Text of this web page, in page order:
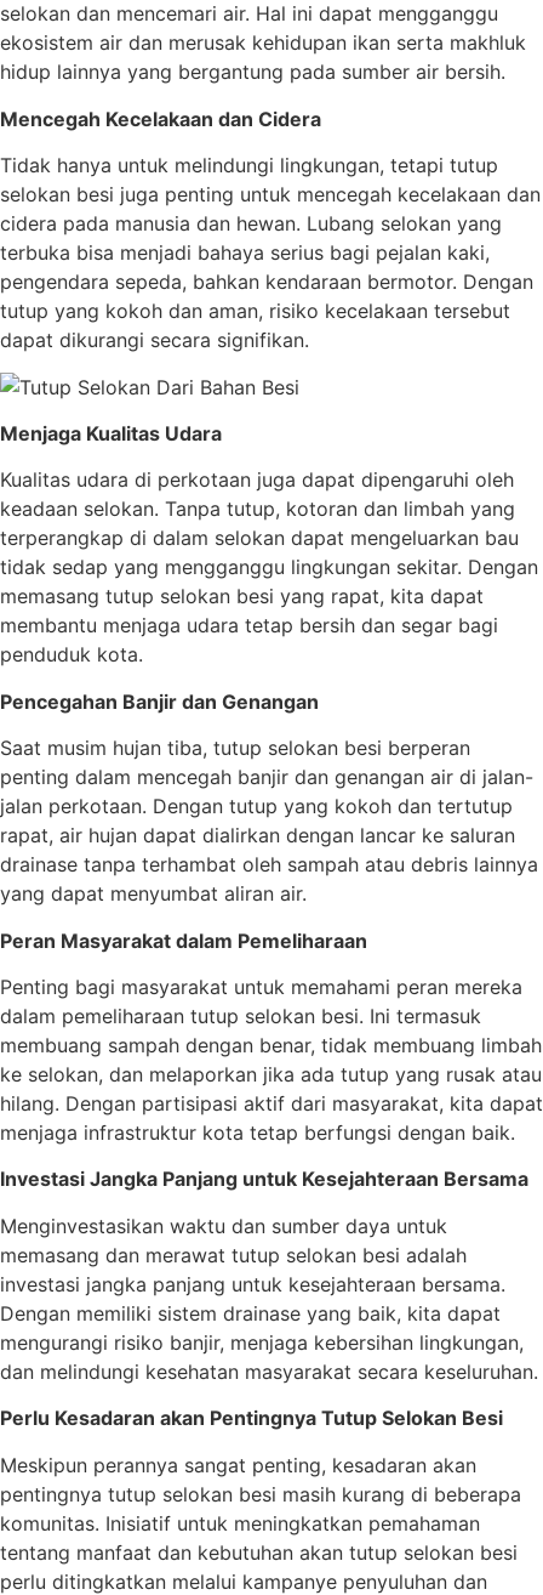
selokan dan mencemari air. Hal ini dapat mengganggu
ekosistem air dan merusak kehidupan ikan serta makhluk
hidup lainnya yang bergantung pada sumber air bersih.
Mencegah Kecelakaan dan Cidera
Tidak hanya untuk melindungi lingkungan, tetapi tutup
selokan besi juga penting untuk mencegah kecelakaan dan
cidera pada manusia dan hewan. Lubang selokan yang
terbuka bisa menjadi bahaya serius bagi pejalan kaki,
pengendara sepeda, bahkan kendaraan bermotor. Dengan
tutup yang kokoh dan aman, risiko kecelakaan tersebut
dapat dikurangi secara signifikan.
Menjaga Kualitas Udara
Kualitas udara di perkotaan juga dapat dipengaruhi oleh
keadaan selokan. Tanpa tutup, kotoran dan limbah yang
terperangkap di dalam selokan dapat mengeluarkan bau
tidak sedap yang mengganggu lingkungan sekitar. Dengan
memasang tutup selokan besi yang rapat, kita dapat
membantu menjaga udara tetap bersih dan segar bagi
penduduk kota.
Pencegahan Banjir dan Genangan
Saat musim hujan tiba, tutup selokan besi berperan
penting dalam mencegah banjir dan genangan air di jalan-
jalan perkotaan. Dengan tutup yang kokoh dan tertutup
rapat, air hujan dapat dialirkan dengan lancar ke saluran
drainase tanpa terhambat oleh sampah atau debris lainnya
yang dapat menyumbat aliran air.
Peran Masyarakat dalam Pemeliharaan
Penting bagi masyarakat untuk memahami peran mereka
dalam pemeliharaan tutup selokan besi. Ini termasuk
membuang sampah dengan benar, tidak membuang limbah
ke selokan, dan melaporkan jika ada tutup yang rusak atau
hilang. Dengan partisipasi aktif dari masyarakat, kita dapat
menjaga infrastruktur kota tetap berfungsi dengan baik.
Investasi Jangka Panjang untuk Kesejahteraan Bersama
Menginvestasikan waktu dan sumber daya untuk
memasang dan merawat tutup selokan besi adalah
investasi jangka panjang untuk kesejahteraan bersama.
Dengan memiliki sistem drainase yang baik, kita dapat
mengurangi risiko banjir, menjaga kebersihan lingkungan,
dan melindungi kesehatan masyarakat secara keseluruhan.
Perlu Kesadaran akan Pentingnya Tutup Selokan Besi
Meskipun perannya sangat penting, kesadaran akan
pentingnya tutup selokan besi masih kurang di beberapa
komunitas. Inisiatif untuk meningkatkan pemahaman
tentang manfaat dan kebutuhan akan tutup selokan besi
perlu ditingkatkan melalui kampanye penyuluhan dan